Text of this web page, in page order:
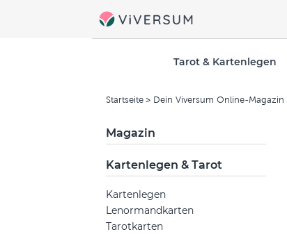
Tarot & Kartenlegen
Startseite Dein Viversum Online-Magazin
Magazin
Kartenlegen & Tarot
Kartenlegen
Lenormandkarten
Tarotkarten